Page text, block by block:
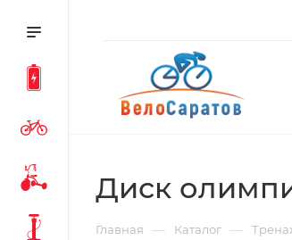
Диск
Главная — Каталог —